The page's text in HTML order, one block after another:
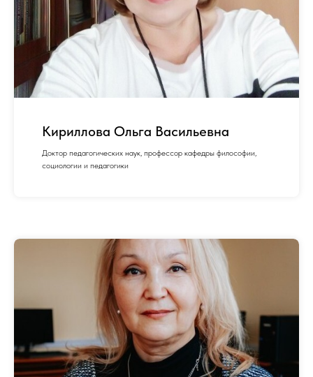
Кириллова Ольга Васильевна
Доктор педагогических наук, профессор кафедры философии,
социологии и педагогики